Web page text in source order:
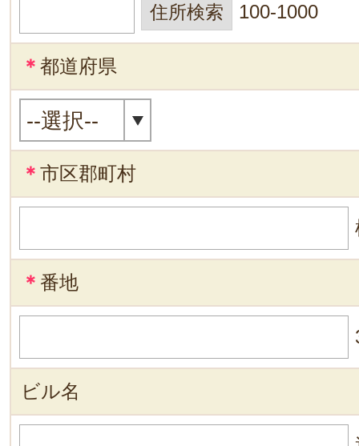
100-1000
＊ 都道府県
＊ 市区郡町村
＊ 番地
ビル名